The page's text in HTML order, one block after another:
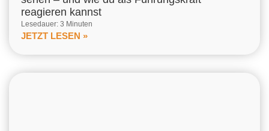
reagieren kannst
Lesedauer: 3 Minuten
JETZT LESEN »